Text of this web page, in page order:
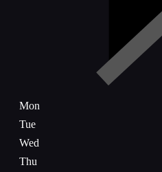
Mon
Tue
Wed
Thu